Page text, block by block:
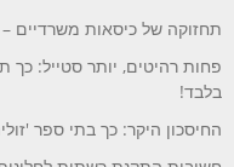
תחזוקה של כיסאות משרדיים
פחות רהיטים, יותר סטייל: כך
בלבד!
החיסכון היקר: כך בתי ספר